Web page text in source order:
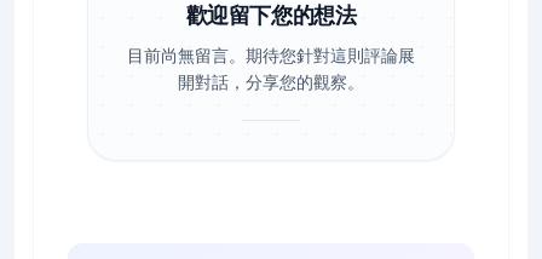
歡迎留下您的想法
目前尚無留言。期待您針對這則評論展
開對話，分享您的觀察。